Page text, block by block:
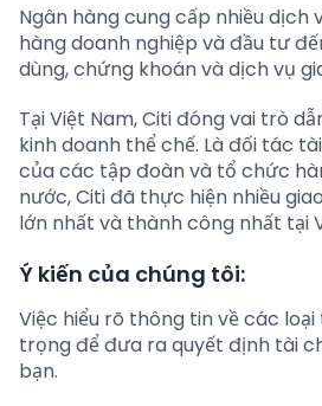
Ngân hàng cung cấp nhiều dịch
hàng doanh nghiệp và đầu tư
dùng, chứng khoán và dịch vụ
Tại Việt Nam, Citi đóng vai trò
kinh doanh thể chế. Là đối tác
của các tập đoàn và tổ chức
nước, Citi đã thực hiện nhiều
lớn nhất và thành công nhất tại
Ý kiến của chúng tôi:
Việc hiểu rõ thông tin về các
trọng để đưa ra quyết định tài
bạn.